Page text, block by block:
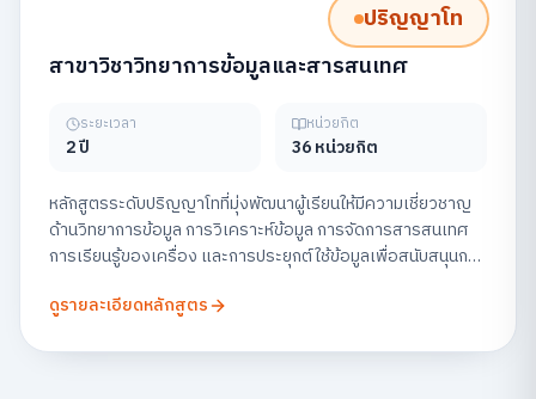
ปริญญาโท
สาขาวิชาวิทยาการข้อมูลและสารสนเทศ
ระยะเวลา
2 ปี
หน่วยกิต
36 หน่วยกิต
หลักสูตรระดับปริญญาโทที่มุ่งพัฒนาผู้เรียนให้มีความเชี่ยวชาญ
ด้านวิทยาการข้อมูล การวิเคราะห์ข้อมูล การจัดการสารสนเทศ
การเรียนรู้ของเครื่อง และการประยุกต์ใช้ข้อมูลเพื่อสนับสนุนการ
นวัตกรรมข้อมูลอย่างมีจริยธรรม
ดูรายละเอียดหลักสูตร